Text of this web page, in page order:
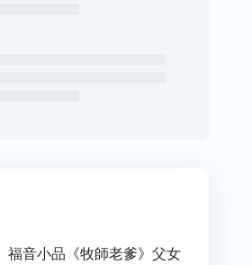
福音小品《牧師老爹》父女